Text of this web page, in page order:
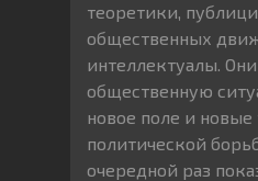
теоретики,
общественных
интеллектуалы.
общественную
новое поле и
политической
очередной раз